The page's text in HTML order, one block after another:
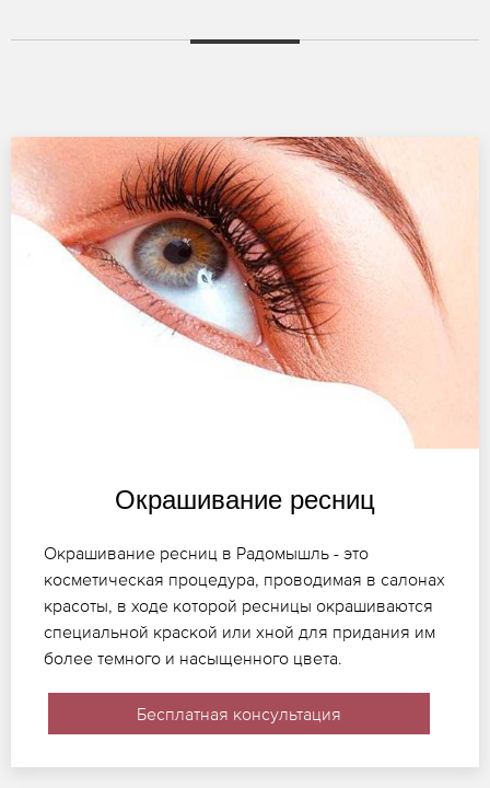
Окрашивание ресниц
Окрашивание ресниц в Радомышль - это
косметическая процедура, проводимая в салонах
красоты, в ходе которой ресницы окрашиваются
специальной краской или хной для придания им
более темного и насыщенного цвета.
Бесплатная консультация